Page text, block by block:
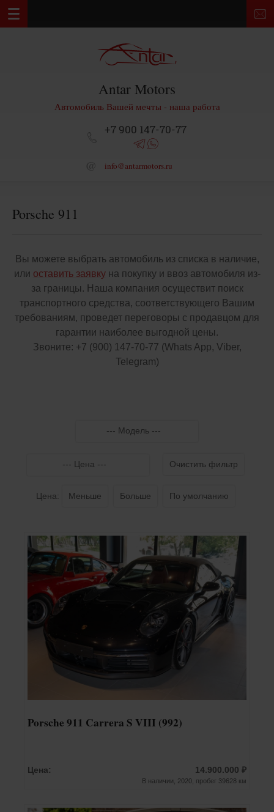
Antar Motors
Автомобиль Вашей мечты - наша работа
+7 900 147-70-77
info@antarmotors.ru
Porsche 911
Вы можете выбрать автомобиль из списка в наличие,
или оставить заявкуна покупку и ввоз автомобиля из-
за границы. Наша компания осуществит поиск
транспортного средства, соответствующего Вашим
требованиям, проведет переговоры с продавцом для
гарантии наиболее выгодной цены.
Звоните: +7 (900) 147-70-77 (Whats App, Viber,
Telegram)
--- Модель ---
--- Цена --- Очистить фильтр
Цена: Меньше Больше По умолчанию
Porsche 911 Carrera S VIII (992)
Цена: 14.900.000 ₽
В наличии, 2020, пробег 39628 км